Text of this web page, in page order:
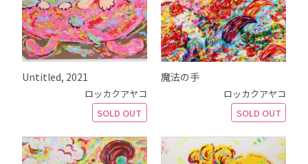
Untitled, 2021
ロッカクアヤコ
SOLD OUT
魔法の手
ロッカクアヤコ
SOLD OUT